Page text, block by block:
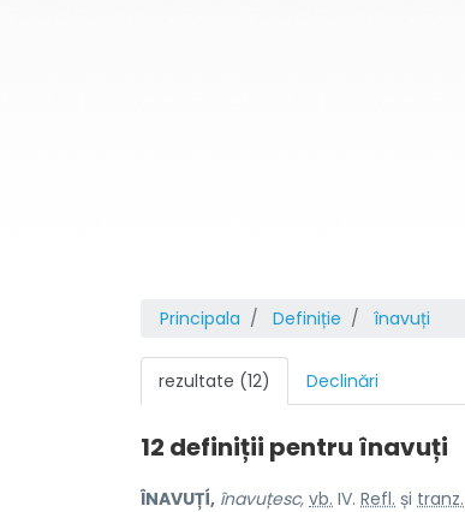
Principala Definiție înavuți
rezultate (12) Declinări
12 definiții pentru înavuți
ÎNAVUȚÍ, înavuțesc, vb. IV. Refl. și tranz.